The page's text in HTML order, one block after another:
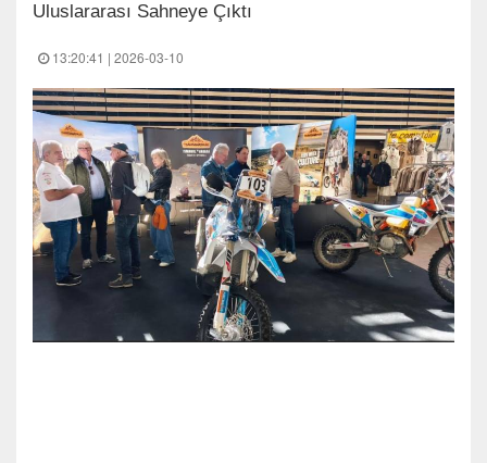
Uluslararası Sahneye Çıktı
13:20:41 | 2026-03-10